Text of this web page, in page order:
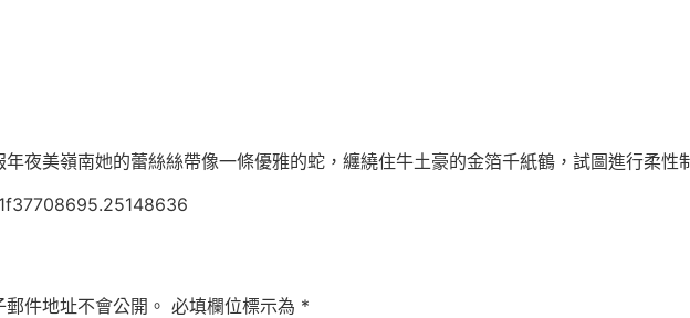
年夜美嶺南她的蕾絲絲帶像一條優雅的蛇，纏繞住牛土豪的金箔千紙鶴，試圖進行柔性
件地址不會公開。 必填欄位標示為 *